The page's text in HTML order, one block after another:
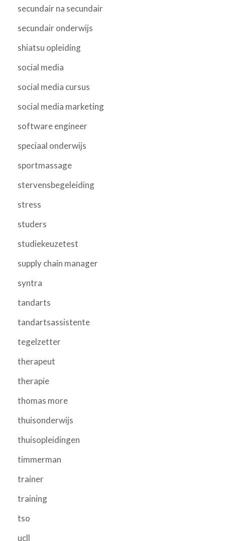
secundair na secundair
secundair onderwijs
shiatsu opleiding
social media
social media cursus
social media marketing
software engineer
speciaal onderwijs
sportmassage
stervensbegeleiding
stress
studers
studiekeuzetest
supply chain manager
syntra
tandarts
tandartsassistente
tegelzetter
therapeut
therapie
thomas more
thuisonderwijs
thuisopleidingen
timmerman
trainer
training
tso
ucll